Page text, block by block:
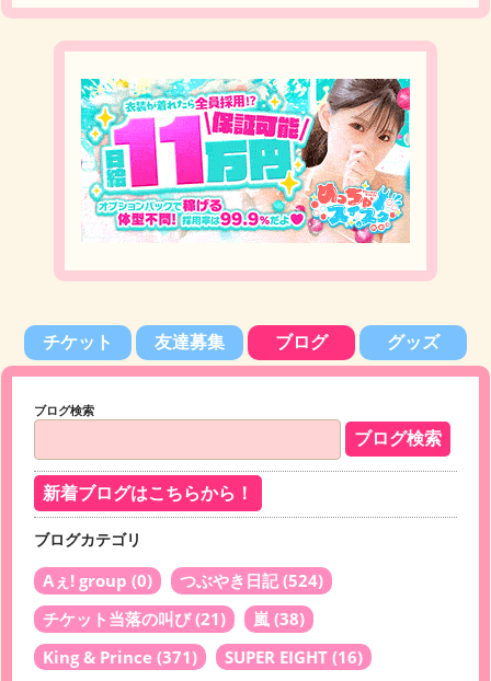
チケット 友達募集 ブログ グッズ
ブログ検索
新着ブログはこちらから！
ブログカテゴリ
Aぇ! group (0) つぶやき日記(524)
チケット当落の叫び(21) 嵐 (38)
King & Prince (371) SUPER EIGHT (16)